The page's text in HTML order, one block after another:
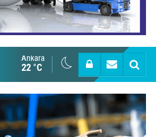
Cottonhill покоряет
Ankara
22 °C